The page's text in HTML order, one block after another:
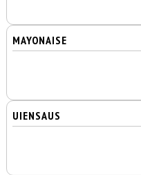
MAYONAISE
UIENSAUS